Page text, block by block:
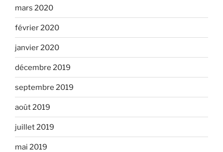
mars 2020
février 2020
janvier 2020
décembre 2019
septembre 2019
août 2019
juillet 2019
mai 2019